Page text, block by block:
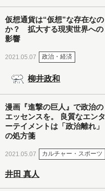
仮想通貨は“仮想”な存在なの
か？ 拡大する現実世界への
影響
2021.05.07 政治・経済
柳井政和
漫画『進撃の巨人』で政治の
エッセンスを。 良質なエンタ
ーテイメントは「政治離れ」
の処方箋
2021.05.07 カルチャー・スポーツ
井田 真人